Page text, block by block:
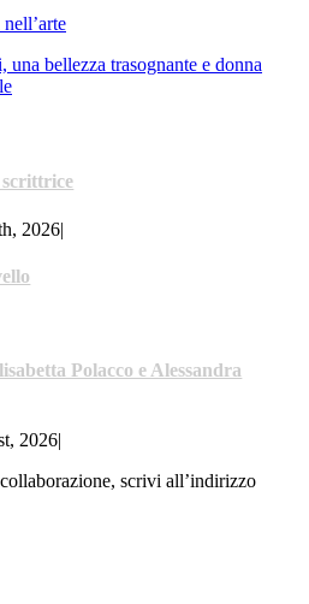
una bellezza trasognante e donna
scrittrice
2026|
Polacco e Alessandra
2026|
scrivi all’indirizzo